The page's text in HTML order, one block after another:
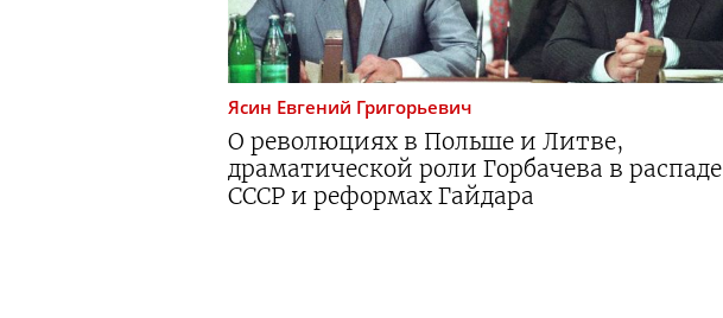
Ясин Евгений Григорьевич
О революциях в Польше и Литве,
драматической роли Горбачева в распаде
СССР и реформах Гайдара